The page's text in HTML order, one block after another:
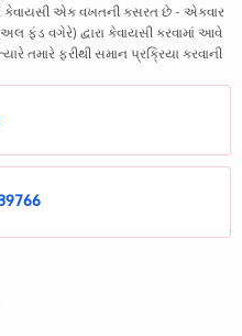
કેવાયસી એક વખતની કસરત છે - એકવાર
ફંડ વગેરે) દ્વારા કેવાયસી કરવામાં આવે
તમારે ફરીથી સમાન પ્રક્રિયા કરવાની